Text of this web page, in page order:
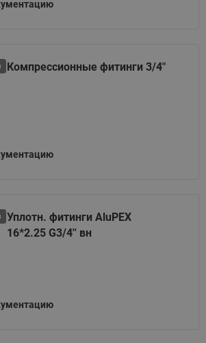
Компрессионные фитинги 3/4"
Уплотн. фитинги AluPEX
16*2.25 G3/4'' вн